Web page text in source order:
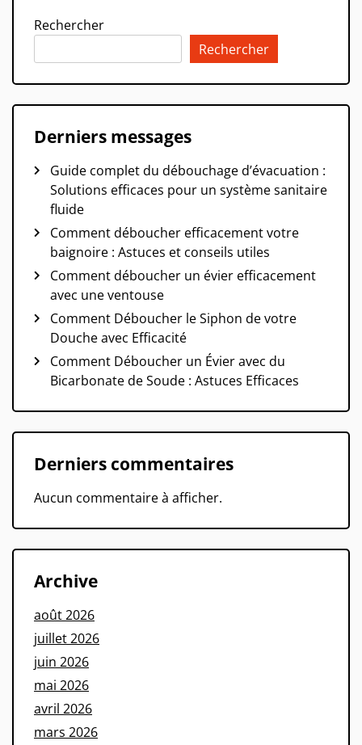
Rechercher
Rechercher
Derniers messages
Guide complet du débouchage d’évacuation :
Solutions efficaces pour un système sanitaire
fluide
Comment déboucher efficacement votre
baignoire : Astuces et conseils utiles
Comment déboucher un évier efficacement
avec une ventouse
Comment Déboucher le Siphon de votre
Douche avec Efficacité
Comment Déboucher un Évier avec du
Bicarbonate de Soude : Astuces Efficaces
Derniers commentaires
Aucun commentaire à afficher.
Archive
août 2026
juillet 2026
juin 2026
mai 2026
avril 2026
mars 2026